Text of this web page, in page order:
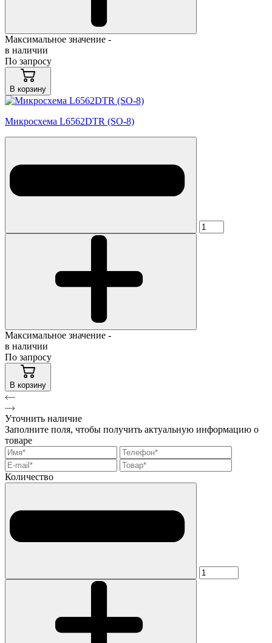
Максимальное значение -
в наличии
По запросу
В корзину
Микросхема L6562DTR (SO-8)
Максимальное значение -
в наличии
По запросу
В корзину
Уточнить наличие
Заполните поля, чтобы получить актуальную информацию о
товаре
Количество